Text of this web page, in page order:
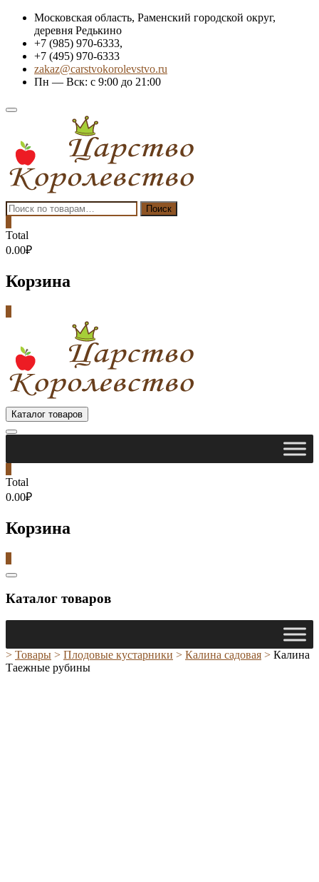
Skip
content
Московская область, Раменский городской округ,
деревня Редькино
+7 (985) 970-6333,
+7 (495) 970-6333
zakaz@carstvokorolevstvo.ru
Пн — Вск: с 9:00 до 21:00
Topbar
Искать: Поиск
Total
0.00₽
Корзина
Каталог товаров
Total
0.00₽
Корзина
Catalog
Каталог товаров
> Товары > Плодовые кустарники > Калина садовая > Калина
Таежные рубины